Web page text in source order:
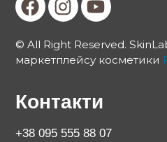
© All Right Reserved.
маркетплейсу косметики
Контакти
+38 095 555 88 07